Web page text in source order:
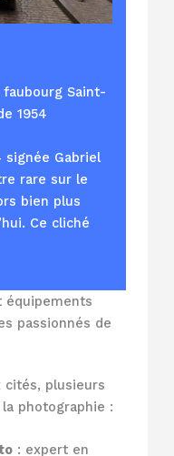
Saint-
1954
signée Gabriel
rare sur le
bien plus
Ce cliché
équipements
passionnés de
cités, plusieurs
photographie :
: expert en